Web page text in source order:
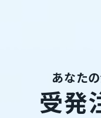
あなた
受発